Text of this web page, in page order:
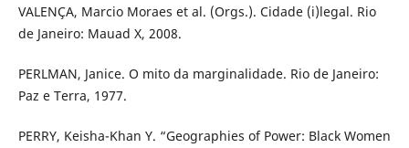
VALENÇA, Marcio Moraes et al. (Orgs.). Cidade (i)legal. Rio
de Janeiro: Mauad X, 2008.
PERLMAN, Janice. O mito da marginalidade. Rio de Janeiro:
Paz e Terra, 1977.
PERRY, Keisha-Khan Y. “Geographies of Power: Black Women